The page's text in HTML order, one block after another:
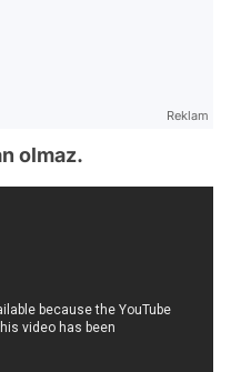
Reklam
olmaz.